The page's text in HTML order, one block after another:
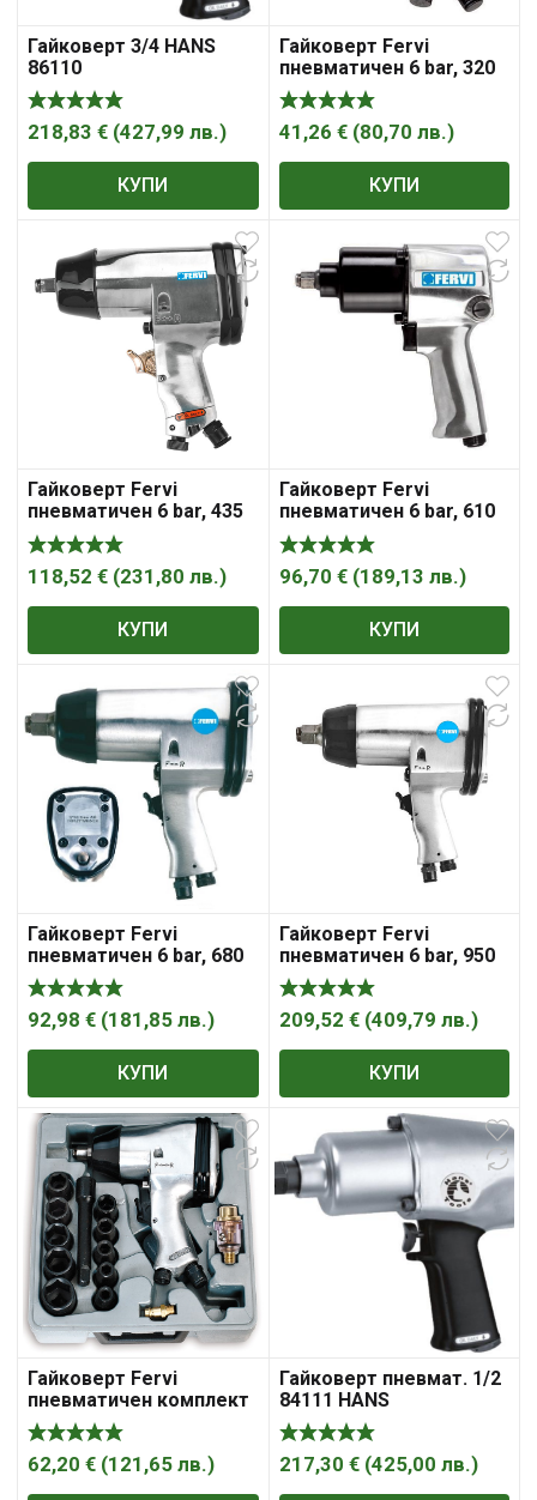
Гайковерт 3/4 HANS
86110
218,83 € (427,99 лв.)
КУПИ
Гайковерт Fervi
пневматичен 6 bar, 320
Nm, 150 л/мин, 1/2″, 0045
41,26 € (80,70 лв.)
КУПИ
Гайковерт Fervi
пневматичен 6 bar, 435
Nm, 150 л/мин, 1/2″, 0576
118,52 € (231,80 лв.)
КУПИ
Гайковерт Fervi
пневматичен 6 bar, 610
Nm, 150 л/мин, 1/2″, 0571
96,70 € (189,13 лв.)
КУПИ
Гайковерт Fervi
пневматичен 6 bar, 680
Nm, 180 л/мин, 3/4″, 0052
92,98 € (181,85 лв.)
КУПИ
Гайковерт Fervi
пневматичен 6 bar, 950
Nm, 240 л/мин, 3/4″, 0786
209,52 € (409,79 лв.)
КУПИ
Гайковерт Fervi
пневматичен комплект
6 bar, 320 Nm, 150 л/мин,
1/2″, 0044
62,20 € (121,65 лв.)
Гайковерт пневмат. 1/2
84111 HANS
217,30 € (425,00 лв.)